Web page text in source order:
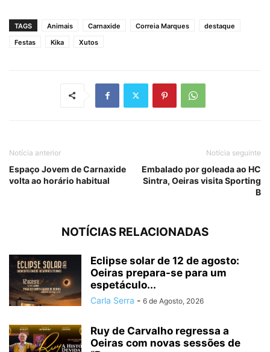
TAGS Animais Carnaxide Correia Marques
destaque
Festas
Kika Xutos
Notícia anterior
Espaço Jovem de Carnaxide
volta ao horário habitual
Notícia seguinte
Embalado por goleada ao HC
Sintra, Oeiras visita Sporting
B
NOTÍCIAS RELACIONADAS
Eclipse solar de 12 de agosto:
Oeiras prepara-se para um
espetáculo...
Carla Serra - 6 de Agosto, 2026
Ruy de Carvalho regressa a
Oeiras com novas sessões de